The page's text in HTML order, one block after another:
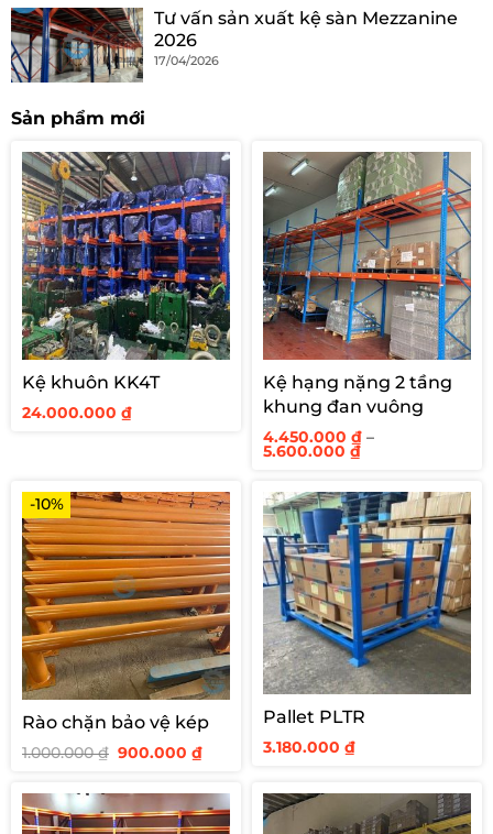
Tư vấn sản xuất kệ sàn Mezzanine
2026
17/04/2026
Sản phẩm mới
Kệ khuôn KK4T
24.000.000 ₫
Kệ hạng nặng 2 tầng
khung đan vuông
4.450.000 ₫ –
5.600.000 ₫Khoảng
4.450.000 ₫
đến
5.600.000 ₫
-10%
Rào chặn bảo vệ kép
1.000.000₫ Giá
1.000.000 ₫.
900.000₫Giá
là:
900.000 ₫.
Pallet PLTR
3.180.000 ₫